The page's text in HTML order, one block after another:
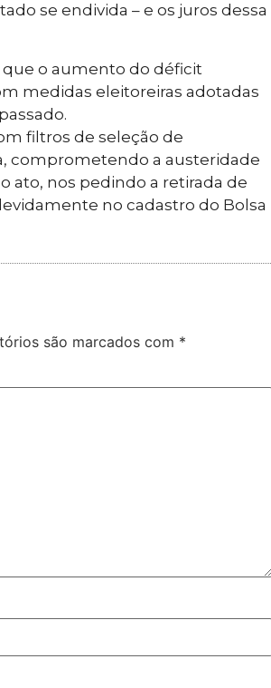
se endivida – e os juros dessa
que o aumento do déficit
medidas eleitoreiras adotadas
filtros de seleção de
comprometendo a austeridade
ato, nos pedindo a retirada de
no cadastro do Bolsa
são marcados com *